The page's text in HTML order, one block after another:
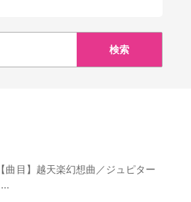
曲目】越天楽幻想曲／ジュピター